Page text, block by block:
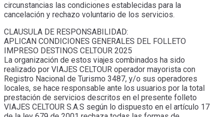
circunstancias las condiciones establecidas para la
cancelación y rechazo voluntario de los servicios.
CLAUSULA DE RESPONSABILIDAD:
APLICAN CONDICIONES GENERALES DEL FOLLETO
IMPRESO DESTINOS CELTOUR 2025
La organización de estos viajes combinados ha sido
realizado por VIAJES CELTOUR operador mayorista con
Registro Nacional de Turismo 3487, y/o sus operadores
locales, se hace responsable ante los usuarios por la total
prestación de servicios descritos en el presente folleto
VIAJES CELTOUR S.A.S según lo dispuesto en el artículo 17